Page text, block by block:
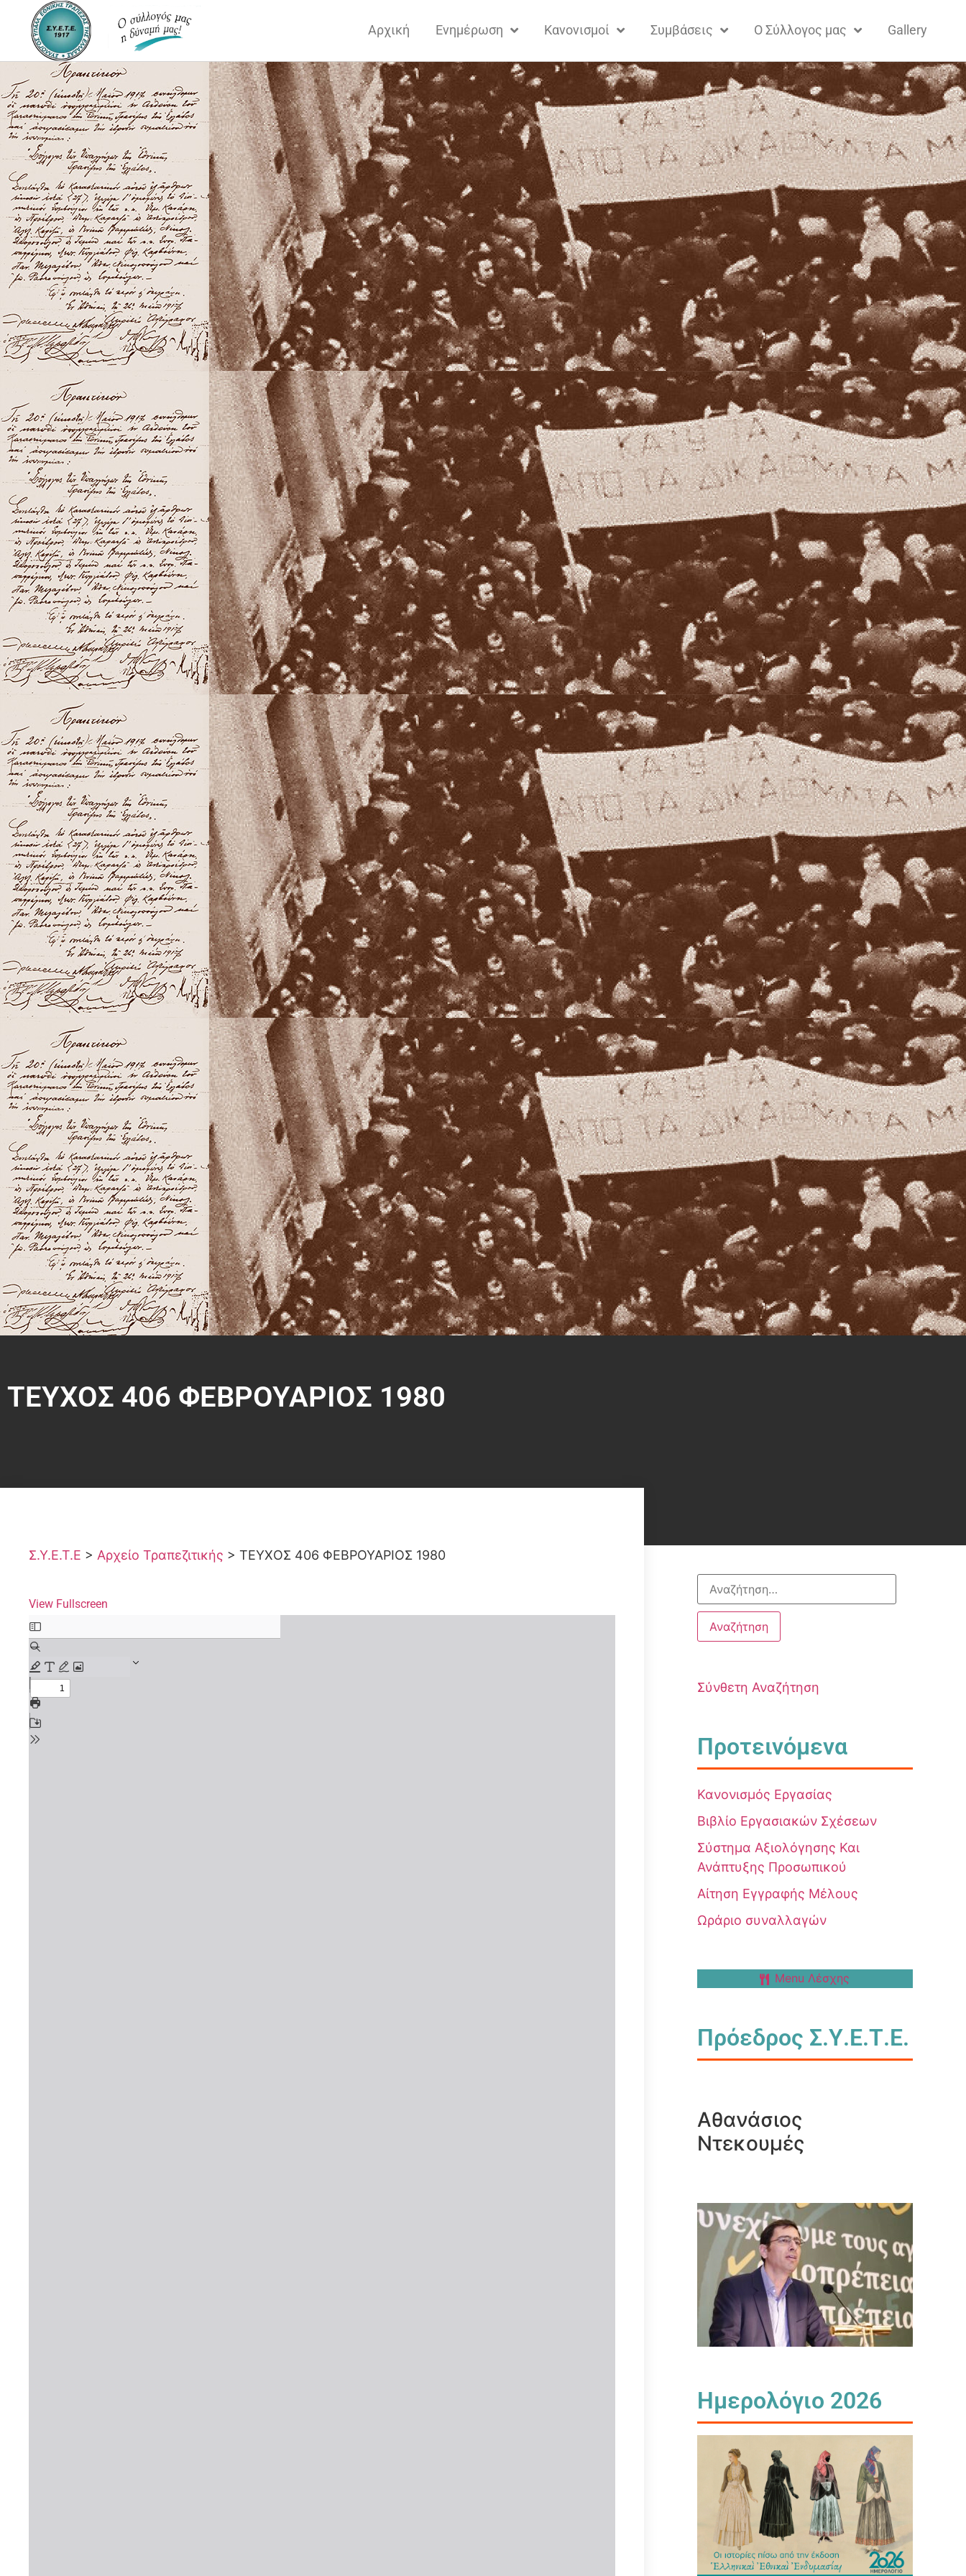
Αρχική Ενημέρωση Κανονισμοί Συμβάσεις Ο Σύλλογος μας Gallery
ΤΕΥΧΟΣ 406 ΦΕΒΡΟΥΑΡΙΟΣ 1980
Σ.Υ.Ε.Τ.Ε > Αρχείο Τραπεζιτικής > ΤΕΥΧΟΣ 406 ΦΕΒΡΟΥΑΡΙΟΣ 1980
View Fullscreen
Σύνθετη Αναζήτηση
Προτεινόμενα
Κανονισμός Εργασίας
Βιβλίο Εργασιακών Σχέσεων
Σύστημα Αξιολόγησης Και
Ανάπτυξης Προσωπικού
Αίτηση Εγγραφής Μέλους
Ωράριο συναλλαγών
Menu Λέσχης
Πρόεδρος Σ.Υ.Ε.Τ.Ε.
Αθανάσιος
Ντεκουμές
Ημερολόγιο 2026